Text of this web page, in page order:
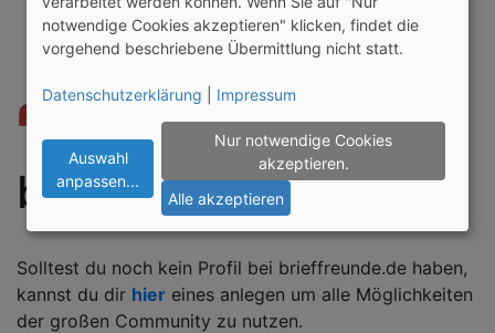
Dein kostenloses
Profil bei
brieffreunde.de
Solltest du noch kein Profil bei brieffreunde.de haben,
kannst du dir hier eines anlegen um alle Möglichkeiten
der großen Community zu nutzen.
notwendige Cookies akzeptieren" klicken, findet die
vorgehend beschriebene Übermittlung nicht statt.
Datenschutzerklärung Impressum
Auswahl
anpassen...
Nur notwendige Cookies
akzeptieren.
Alle akzeptieren